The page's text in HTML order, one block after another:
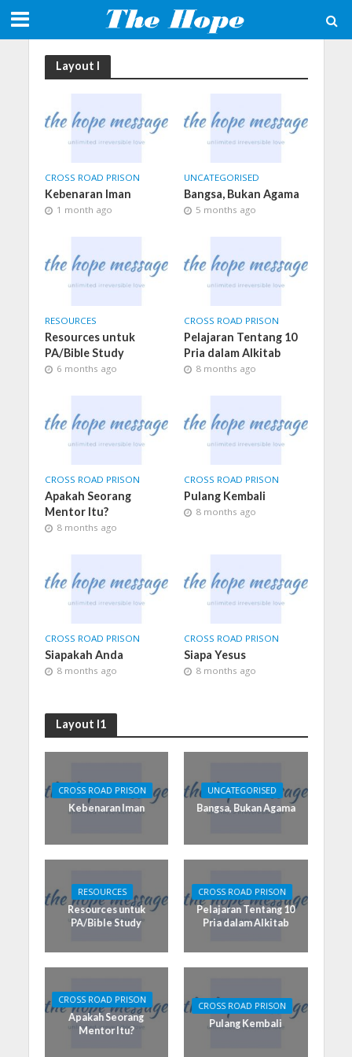
Layout I
CROSS ROAD PRISON
Kebenaran Iman
1 month ago
UNCATEGORISED
Bangsa, Bukan Agama
5 months ago
RESOURCES
Resources untuk
PA/Bible Study
6 months ago
CROSS ROAD PRISON
Pelajaran Tentang 10
Pria dalam Alkitab
8 months ago
CROSS ROAD PRISON
Apakah Seorang
Mentor Itu?
8 months ago
CROSS ROAD PRISON
Pulang Kembali
8 months ago
CROSS ROAD PRISON
Siapakah Anda
8 months ago
CROSS ROAD PRISON
Siapa Yesus
8 months ago
Layout I1
CROSS ROAD PRISON
Kebenaran Iman
UNCATEGORISED
Bangsa, Bukan Agama
RESOURCES
Resources untuk
PA/Bible Study
CROSS ROAD PRISON
Pelajaran Tentang 10
Pria dalam Alkitab
CROSS ROAD PRISON
Apakah Seorang
Mentor Itu?
CROSS ROAD PRISON
Pulang Kembali